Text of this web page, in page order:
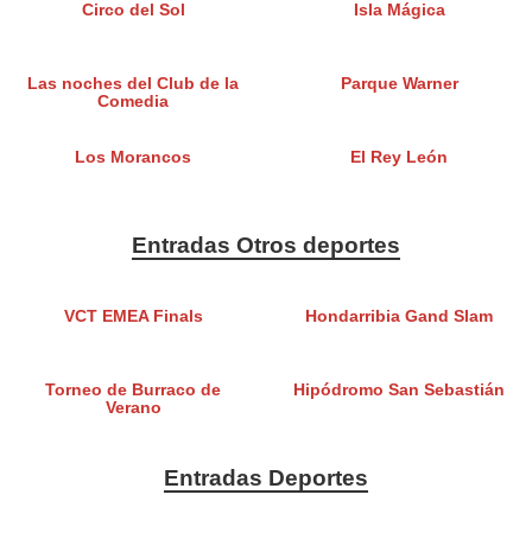
Circo del Sol Isla Mágica
Las noches del Club de la
Comedia
Parque Warner
Los Morancos El Rey León
Entradas Otros deportes
VCT EMEA Finals Hondarribia Gand Slam
Torneo de Burraco de
Verano
Hipódromo San Sebastián
Entradas Deportes